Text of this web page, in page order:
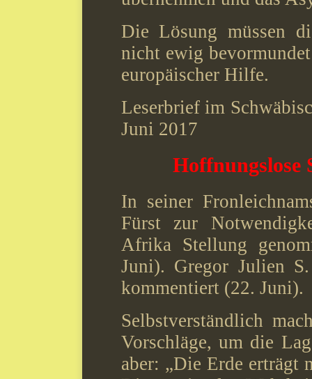
Die Lösung müssen
nicht ewig
europäischer Hilfe.
Leserbrief im
Juni 2017
Hoffnungslose
In seiner
Fürst zur
Afrika Stellung
Juni). Gregor Julien
kommentiert (22. Juni).
Selbstverständlich
Vorschläge, um die
aber: „Die Erde erträgt